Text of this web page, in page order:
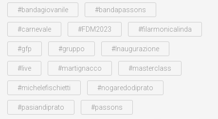
#bandagiovanile #bandapassons
#carnevale #FDM2023 #filarmonicalinda
#gfp #gruppo #Inaugurazione
#live #martignacco #masterclass
#michelefischietti #nogaredodiprato
#pasiandiprato #passons